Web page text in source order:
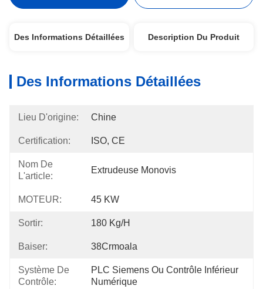
Des Informations Détaillées Description Du Produit
Des Informations Détaillées
Lieu D'origine: Chine
Certification: ISO, CE
Nom De
L'article:
Extrudeuse Monovis
MOTEUR: 45 KW
Sortir: 180 Kg/h
Baiser: 38Crmoala
Système De
Contrôle:
PLC Siemens Ou Contrôle Inférieur
Numérique